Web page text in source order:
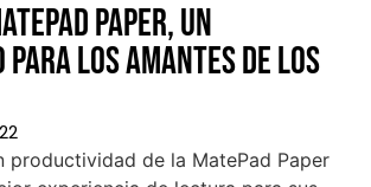
Paper, un
para los amantes de los